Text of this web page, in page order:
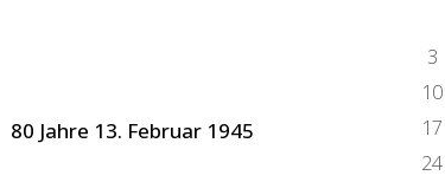
80 Jahre 13. Februar 1945
3
10
17
24